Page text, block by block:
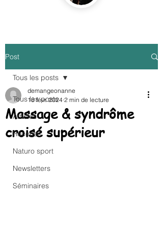
Post
Tous les posts
Articles
Recettes
Naturo sport
Newsletters
Séminaires
Tous les posts
Massage & syndrôme
croisé supérieur
demangeonanne
18 févr. 2024 2 min de lecture